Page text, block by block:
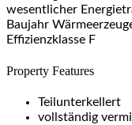
wesentlicher
Baujahr
Effizienzklasse F
Property Features
Teilunterkellert
vollständig